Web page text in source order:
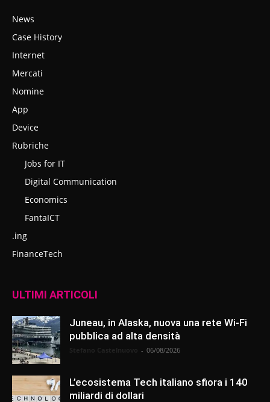
News
Case History
Internet
Mercati
Nomine
App
Device
Rubriche
Jobs for IT
Digital Communication
Economics
FantaICT
.ing
FinanceTech
ULTIMI ARTICOLI
Juneau, in Alaska, nuova una rete Wi-Fi
pubblica ad alta densità
- 06/08/2026
L’ecosistema Tech italiano sfiora i 140
miliardi di dollari